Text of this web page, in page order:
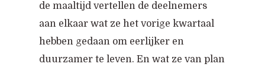
de maaltijd vertellen de deelnemers
aan elkaar wat ze het vorige kwartaal
hebben gedaan om eerlijker en
duurzamer te leven. En wat ze van plan